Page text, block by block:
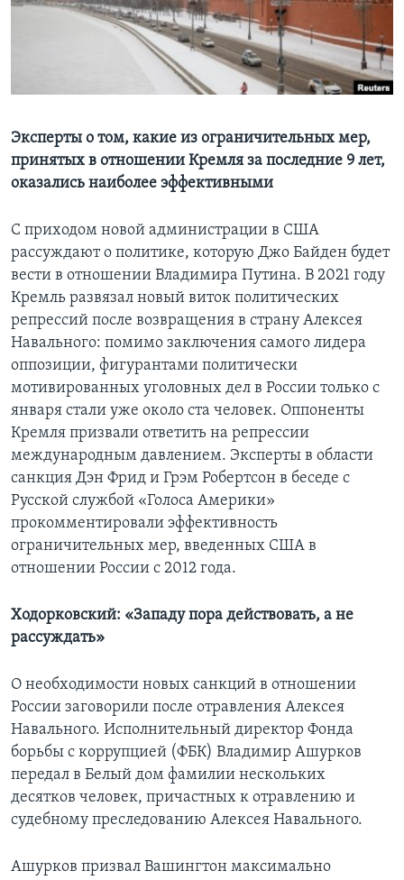
Learning English
Языки
Эксперты о том, какие из ограничительных мер,
принятых в отношении Кремля за последние 9 лет,
оказались наиболее эффективными
С приходом новой администрации в США
рассуждают о политике, которую Джо Байден будет
вести в отношении Владимира Путина. В 2021 году
Кремль развязал новый виток политических
репрессий после возвращения в страну Алексея
Навального: помимо заключения самого лидера
оппозиции, фигурантами политически
мотивированных уголовных дел в России только с
января стали уже около ста человек. Оппоненты
Кремля призвали ответить на репрессии
международным давлением. Эксперты в области
санкция Дэн Фрид и Грэм Робертсон в беседе с
Русской службой «Голоса Америки»
прокомментировали эффективность
ограничительных мер, введенных США в
отношении России с 2012 года.
Ходорковский: «Западу пора действовать, а не
рассуждать»
О необходимости новых санкций в отношении
России заговорили после отравления Алексея
Навального. Исполнительный директор Фонда
борьбы с коррупцией (ФБК) Владимир Ашурков
передал в Белый дом фамилии нескольких
десятков человек, причастных к отравлению и
судебному преследованию Алексея Навального.
Ашурков призвал Вашингтон максимально